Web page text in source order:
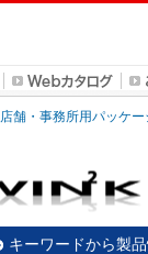
店舗・事務所用パッケ
キーワードから製